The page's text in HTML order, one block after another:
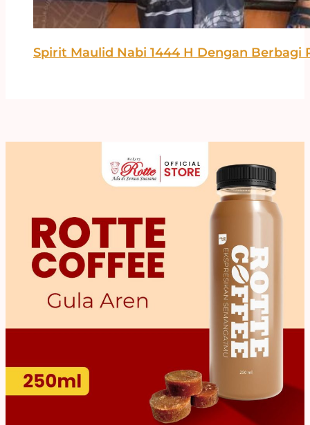
Spirit Maulid Nabi 1444 H Dengan Berbagi